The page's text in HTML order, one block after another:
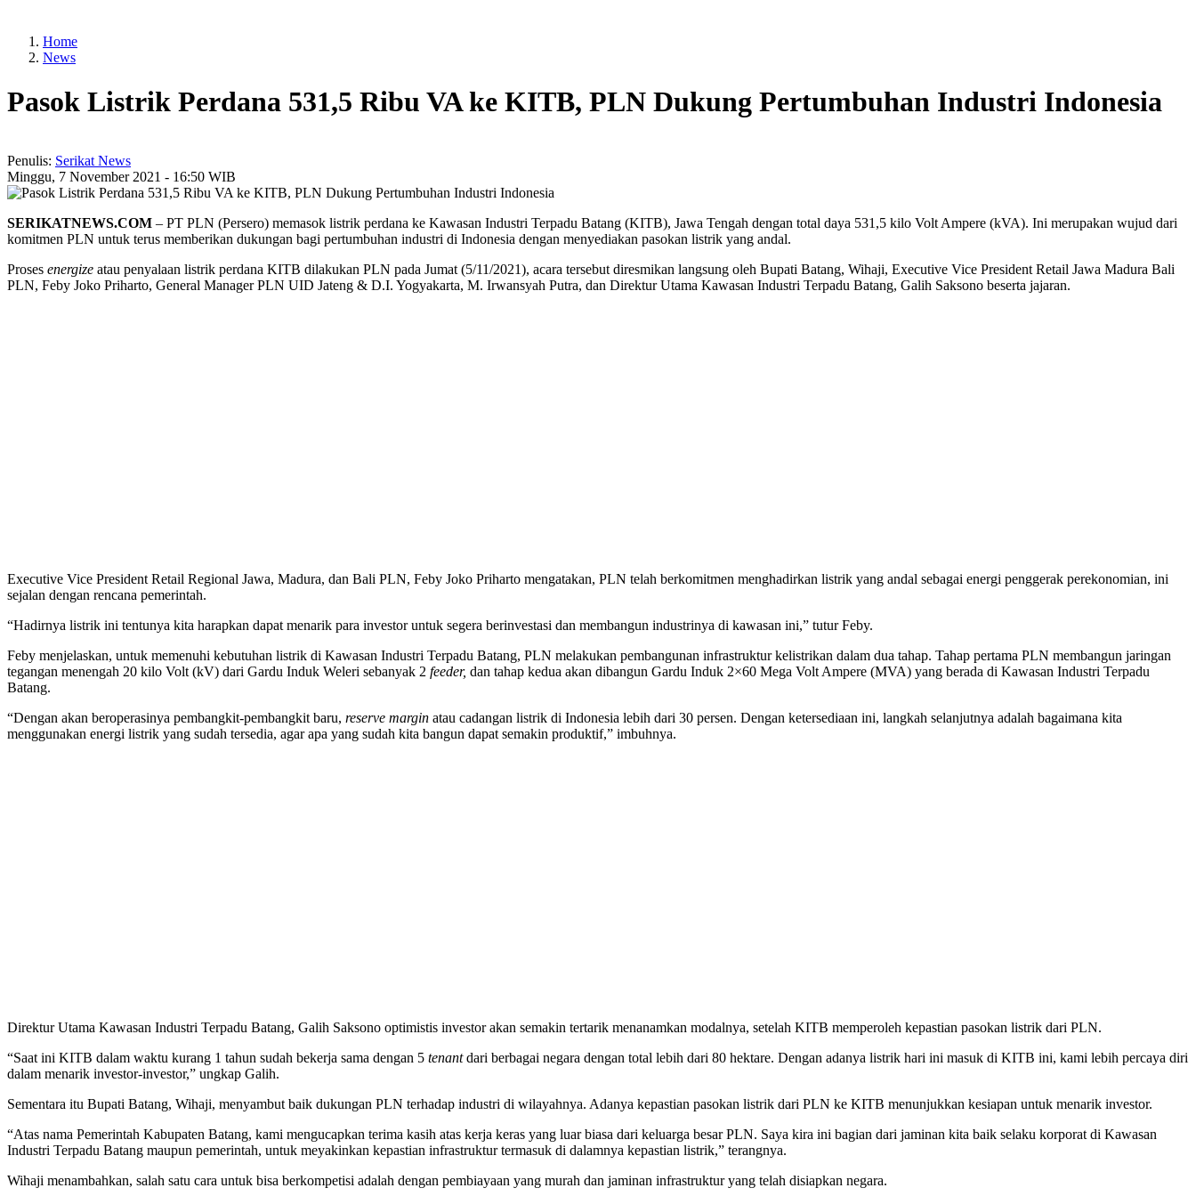
Home
News
Pasok Listrik Perdana 531,5 Ribu VA ke KITB, PLN Dukung Pertumbuhan Industri Indonesia
Penulis: Serikat News
Minggu, 7 November 2021 - 16:50 WIB
SERIKATNEWS.COM – PT PLN (Persero) memasok listrik perdana ke Kawasan Industri Terpadu Batang (KITB), Jawa Tengah dengan total daya 531,5 kilo Volt Ampere (kVA). Ini merupakan wujud dari
komitmen PLN untuk terus memberikan dukungan bagi pertumbuhan industri di Indonesia dengan menyediakan pasokan listrik yang andal.
Proses energize atau penyalaan listrik perdana KITB dilakukan PLN pada Jumat (5/11/2021), acara tersebut diresmikan langsung oleh Bupati Batang, Wihaji, Executive Vice President Retail Jawa Madura Bali
PLN, Feby Joko Priharto, General Manager PLN UID Jateng & D.I. Yogyakarta, M. Irwansyah Putra, dan Direktur Utama Kawasan Industri Terpadu Batang, Galih Saksono beserta jajaran.
Executive Vice President Retail Regional Jawa, Madura, dan Bali PLN, Feby Joko Priharto mengatakan, PLN telah berkomitmen menghadirkan listrik yang andal sebagai energi penggerak perekonomian, ini
sejalan dengan rencana pemerintah.
“Hadirnya listrik ini tentunya kita harapkan dapat menarik para investor untuk segera berinvestasi dan membangun industrinya di kawasan ini,” tutur Feby.
Feby menjelaskan, untuk memenuhi kebutuhan listrik di Kawasan Industri Terpadu Batang, PLN melakukan pembangunan infrastruktur kelistrikan dalam dua tahap. Tahap pertama PLN membangun jaringan
tegangan menengah 20 kilo Volt (kV) dari Gardu Induk Weleri sebanyak 2 feeder, dan tahap kedua akan dibangun Gardu Induk 2×60 Mega Volt Ampere (MVA) yang berada di Kawasan Industri Terpadu
Batang.
“Dengan akan beroperasinya pembangkit-pembangkit baru, reserve margin atau cadangan listrik di Indonesia lebih dari 30 persen. Dengan ketersediaan ini, langkah selanjutnya adalah bagaimana kita
menggunakan energi listrik yang sudah tersedia, agar apa yang sudah kita bangun dapat semakin produktif,” imbuhnya.
Direktur Utama Kawasan Industri Terpadu Batang, Galih Saksono optimistis investor akan semakin tertarik menanamkan modalnya, setelah KITB memperoleh kepastian pasokan listrik dari PLN.
“Saat ini KITB dalam waktu kurang 1 tahun sudah bekerja sama dengan 5 tenantdari berbagai negara dengan total lebih dari 80 hektare. Dengan adanya listrik hari ini masuk di KITB ini, kami lebih percaya diri
dalam menarik investor-investor,” ungkap Galih.
Sementara itu Bupati Batang, Wihaji, menyambut baik dukungan PLN terhadap industri di wilayahnya. Adanya kepastian pasokan listrik dari PLN ke KITB menunjukkan kesiapan untuk menarik investor.
“Atas nama Pemerintah Kabupaten Batang, kami mengucapkan terima kasih atas kerja keras yang luar biasa dari keluarga besar PLN. Saya kira ini bagian dari jaminan kita baik selaku korporat di Kawasan
Industri Terpadu Batang maupun pemerintah, untuk meyakinkan kepastian infrastruktur termasuk di dalamnya kepastian listrik,” terangnya.
Wihaji menambahkan, salah satu cara untuk bisa berkompetisi adalah dengan pembiayaan yang murah dan jaminan infrastruktur yang telah disiapkan negara.